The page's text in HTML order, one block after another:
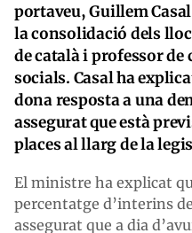
portaveu, Guillem
la consolidació dels
de català i professor de
socials. Casal ha
dona resposta a una
assegurat que està
places al llarg de la
El ministre ha explicat
percentatge d’interins
assegurat que a dia